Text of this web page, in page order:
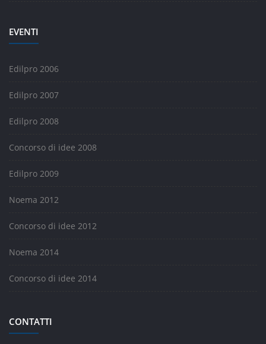
EVENTI
Edilpro 2006
Edilpro 2007
Edilpro 2008
Concorso di idee 2008
Edilpro 2009
Noema 2012
Concorso di idee 2012
Noema 2014
Concorso di idee 2014
CONTATTI